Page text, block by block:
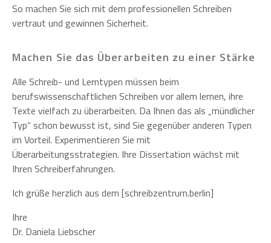
So machen Sie sich mit dem professionellen Schreiben
vertraut und gewinnen Sicherheit.
Machen Sie das Überarbeiten zu einer Stärke
Alle Schreib- und Lerntypen müssen beim
berufswissenschaftlichen Schreiben vor allem lernen, ihre
Texte vielfach zu überarbeiten. Da Ihnen das als „mündlicher
Typ“ schon bewusst ist, sind Sie gegenüber anderen Typen
im Vorteil. Experimentieren Sie mit
Überarbeitungsstrategien. Ihre Dissertation wächst mit
Ihren Schreiberfahrungen.
Ich grüße herzlich aus dem [schreibzentrum.berlin]
Ihre
Dr. Daniela Liebscher